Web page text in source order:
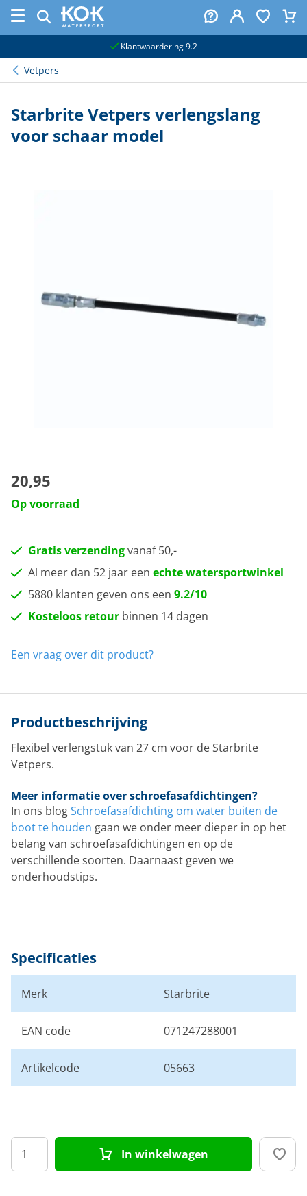
Klantwaardering 9.2
Vetpers
Starbrite Vetpers verlengslang
voor schaar model
20,95
Op voorraad
Gratis verzendingvanaf 50,-
Al meer dan 52 jaar een echte watersportwinkel
5880 klanten geven ons een 9.2/10
Kosteloos retour binnen 14 dagen
Een vraag over dit product?
Productbeschrijving
Flexibel verlengstuk van 27 cm voor de Starbrite
Vetpers.
Meer informatie over schroefasafdichtingen?
In ons blogSchroefasafdichting om water buiten de
boot te houden gaan we onder meer dieper in op het
belang van schroefasafdichtingen en op de
verschillende soorten. Daarnaast geven we
onderhoudstips.
Specificaties
Merk Starbrite
EAN code 071247288001
Artikelcode 05663
In winkelwagen